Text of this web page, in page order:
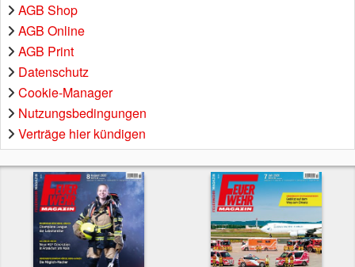
AGB Shop
AGB Online
AGB Print
Datenschutz
Cookie-Manager
Nutzungsbedingungen
Verträge hier kündigen